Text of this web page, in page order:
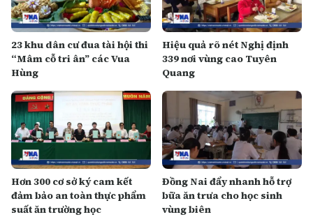
23 khu dân cư đua tài hội thi
“Mâm cỗ tri ân” các Vua
Hùng
Hiệu quả rõ nét Nghị định
339 nơi vùng cao Tuyên
Quang
Hơn 300 cơ sở ký cam kết
đảm bảo an toàn thực phẩm
suất ăn trường học
Đồng Nai đẩy nhanh hỗ trợ
bữa ăn trưa cho học sinh
vùng biên